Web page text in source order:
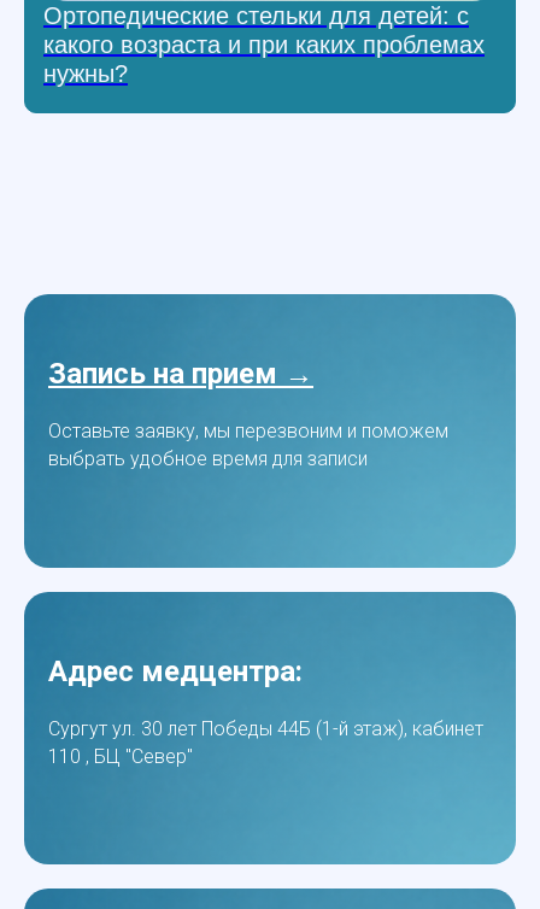
Ортопедические стельки для детей: с
какого возраста и при каких проблемах
нужны?
Запись на прием →
Оставьте заявку, мы перезвоним и поможем
выбрать удобное время для записи
Адрес медцентра:
Сургут ул. 30 лет Победы 44Б (1-й этаж), кабинет
110 , БЦ "Север"